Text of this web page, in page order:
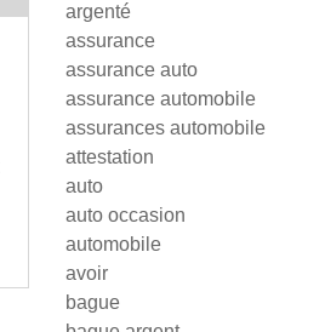
argenté
assurance
assurance auto
assurance automobile
assurances automobile
attestation
auto
auto occasion
automobile
avoir
bague